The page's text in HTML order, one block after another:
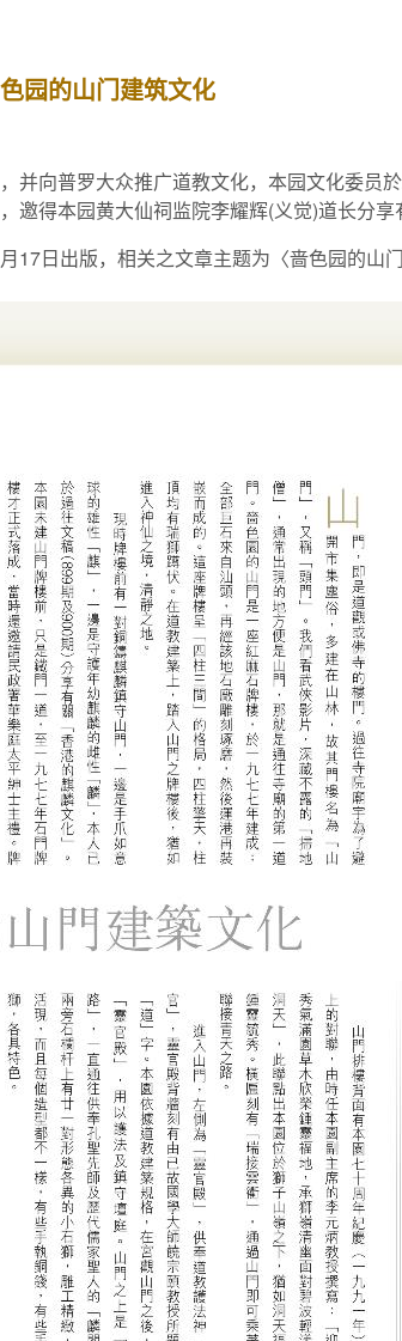
园的山门建筑文化
向普罗大众推广道教文化，本园文化委员
邀得本园黄大仙祠监院李耀辉(义觉)道长分享
日出版，相关之文章主题为〈啬色园的山